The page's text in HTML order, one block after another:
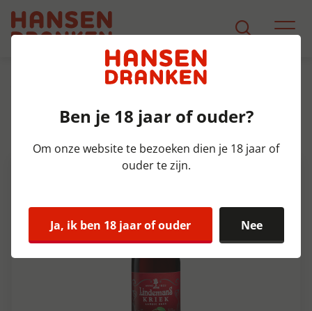
Product Detail
Lindemans Kriek Krat 24x25 cl
3,5%
Ben je 18 jaar of ouder?
Om onze website te bezoeken dien je 18 jaar of
ouder te zijn.
Ja, ik ben 18 jaar of ouder Nee